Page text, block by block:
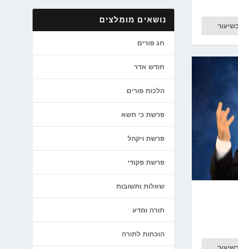
נושאים מומלצים
חג פורים
חודש אדר
הלכות פורים
פרשת כי תשא
פרשת ויקהל
פרשת פקודי
שאלות ותשובות
תורה ומדע
הוכחות לתורה